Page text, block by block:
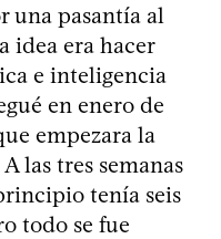
una pasantía al
idea era hacer
e inteligencia
en enero de
empezara la
las tres semanas
tenía seis
todo se fue